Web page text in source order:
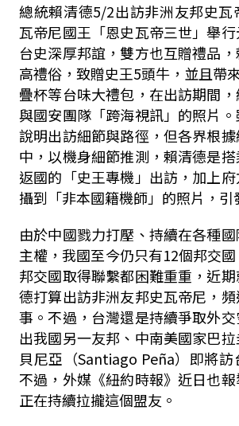
總統賴清德5/2出訪非洲友邦史瓦
瓦帝尼國王「恩史瓦帝三世」舉
台史深厚邦誼，雙方也互贈禮品
高禮俗，致贈史王5頭牛，並且帶
疊杯等台味大禮包，在出訪期間，
與國安團隊「跨海視訊」的照片。
說明出訪細節與路徑，但各界根
中，以機身細節推測，賴清德是
返國的「史王專機」出訪，加上
攝到「非本國籍機師」的照片，引
由於中國戮力打壓、持續在各種
主權，我國至今仍只有12個邦交
邦交國取得聯繫都困難重重，近
德打算出訪非洲友邦史瓦帝尼，
事。不過，台灣還是持續爭取外
出我國另一友邦、中南美國家巴
貝尼亞（Santiago Peña）即將訪
不過，外媒《紐約時報》近日也
正在持續拉攏這個盟友。